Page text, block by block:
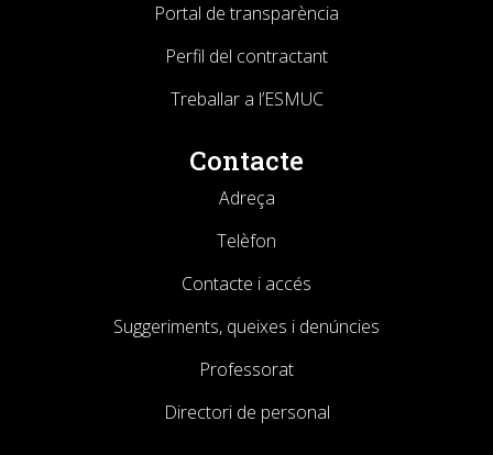
Portal de transparència
Perfil del contractant
Treballar a l’ESMUC
Contacte
Adreça
Telèfon
Contacte i accés
Suggeriments, queixes i denúncies
Professorat
Directori de personal